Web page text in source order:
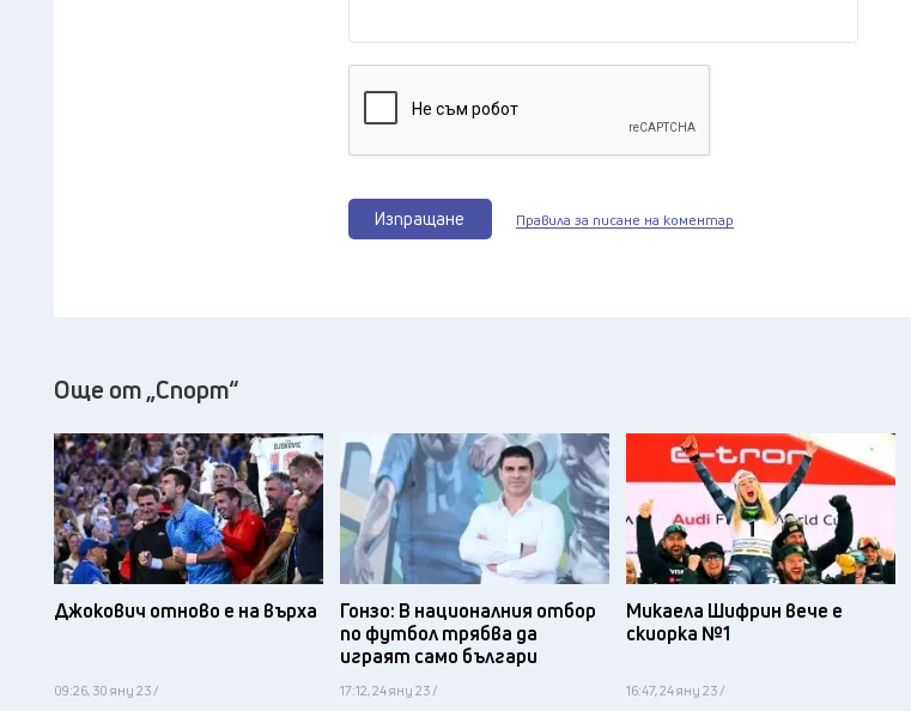
Изпращане Правила за писане на коментар
Още от „Спорт“
Джокович отново е на върха
09:26, 30 яну 23 /
Гонзо: В националния отбор
по футбол трябва да
играят само българи
17:12, 24 яну 23 /
Микаела Шифрин вече е
скиорка №1
16:47, 24 яну 23 /